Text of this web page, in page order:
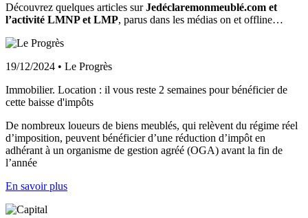
Découvrez quelques articles surJedéclaremonmeublé.com et
l’activité LMNP et LMP, parus dans les médias on et offline…
19/12/2024 • Le Progrès
Immobilier. Location : il vous reste 2 semaines pour bénéficier de
cette baisse d'impôts
De nombreux loueurs de biens meublés, qui relèvent du régime réel
d’imposition, peuvent bénéficier d’une réduction d’impôt en
adhérant à un organisme de gestion agréé (OGA) avant la fin de
l’année
En savoir plus